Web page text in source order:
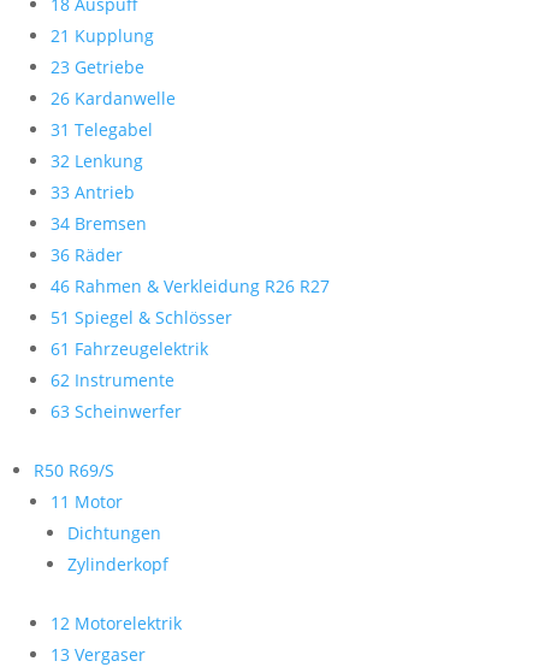
21 Kupplung
23 Getriebe
26 Kardanwelle
31 Telegabel
32 Lenkung
33 Antrieb
34 Bremsen
36 Räder
46 Rahmen & Verkleidung R26 R27
51 Spiegel & Schlösser
61 Fahrzeugelektrik
62 Instrumente
63 Scheinwerfer
R50 R69/S
11 Motor
Dichtungen
Zylinderkopf
12 Motorelektrik
13 Vergaser